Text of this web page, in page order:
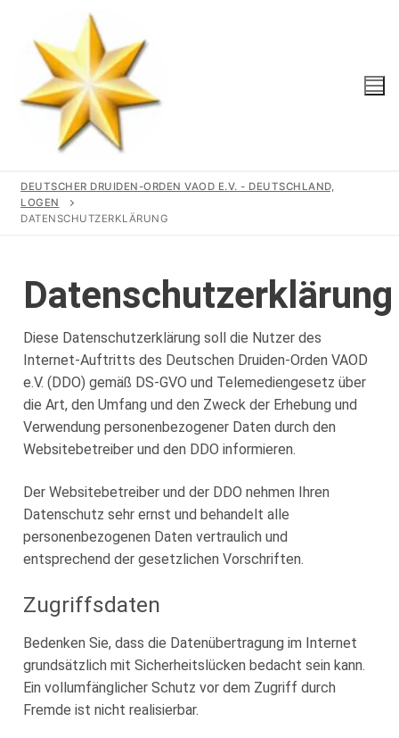
Unser Orden
Gemeinschaft
Geschichte
Häufige Fragen und Antworten
Mitgliedschaft
Logen
Region
Groß-Loge Baden-Württemberg
Groß-Loge Bayern
Bavaria-Loge e.V., München
Franken-Loge im Deutschen Druiden-Orden
V.A.O.D. e.V.
Nürnberg-Loge e.V.
Wallenstein-Loge Marktredwitz e.V.
Groß-Loge Berlin-Brandenburg
Columbus-Loge, Berlin
Humboldt-Loge, Leipzig
Odin-Loge, Berlin
Groß-Loge Hansa
Loge Sülfmeister, Lüneburg
Loge zu den Sieben Türmen, Lübeck
Loge zum Siebenstern, Hamburg
Graf-Anton-Günther Loge, Oldenburg
Harz-Loge, Goslar
Lessing-Loge Peine
Groß-Loge Rheinland-Westfalen
Groß-Loge Schleswig-Holstein
Logen nach Städten
Druiden-Frauenlogen
Wir Unterstützen
Druiden-Hilfe e.V.
Spenden & Aktionen
Neues Vom Orden
Alle Internetkalender
Podcast
DEUTSCHER DRUIDEN-ORDEN VAOD E.V. - DEUTSCHLAND,
LOGEN
DATENSCHUTZERKLÄRUNG
Datenschutzerklärung
Diese Datenschutzerklärung soll die Nutzer des
Internet-Auftritts des Deutschen Druiden-Orden VAOD
e.V. (DDO) gemäß DS-GVO und Telemediengesetz über
die Art, den Umfang und den Zweck der Erhebung und
Verwendung personenbezogener Daten durch den
Websitebetreiber und den DDO informieren.
Der Websitebetreiber und der DDO nehmen Ihren
Datenschutz sehr ernst und behandelt alle
personenbezogenen Daten vertraulich und
entsprechend der gesetzlichen Vorschriften.
Zugriffsdaten
Bedenken Sie, dass die Datenübertragung im Internet
grundsätzlich mit Sicherheitslücken bedacht sein kann.
Ein vollumfänglicher Schutz vor dem Zugriff durch
Fremde ist nicht realisierbar.